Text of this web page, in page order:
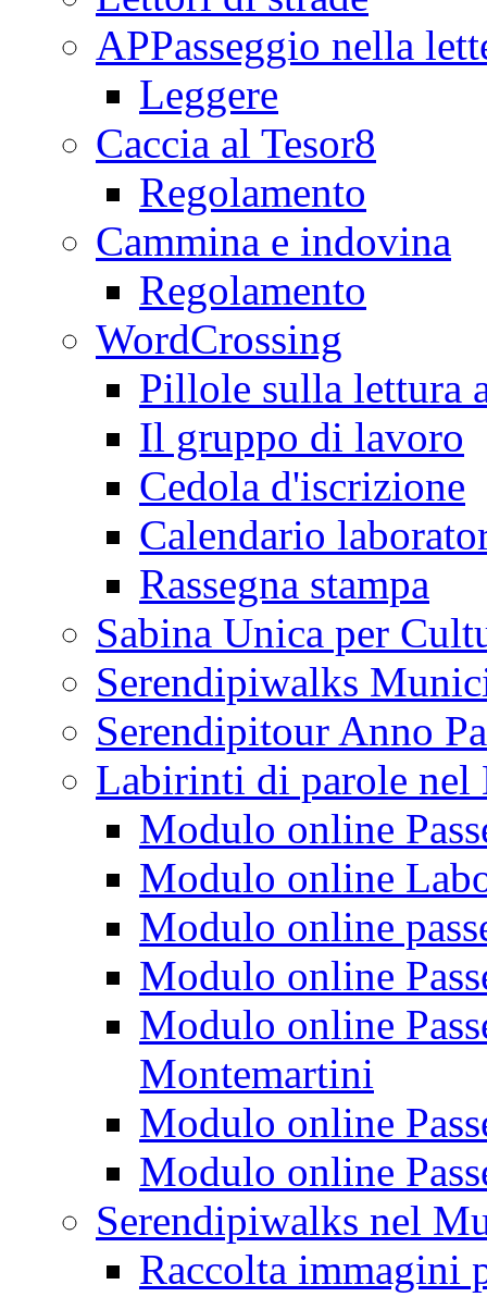
APPasseggio nella
Leggere
Caccia al Tesor8
Regolamento
Cammina e indovina
Regolamento
WordCrossing
Pillole sulla lettura
Il gruppo di lavoro
Cedola d'iscrizione
Calendario
Rassegna stampa
Sabina Unica per
Serendipiwalks
Serendipitour Anno
Labirinti di parole
Modulo online
Modulo online
Modulo online
Modulo online
Modulo online
Montemartini
Modulo online
Modulo online
Serendipiwalks nel
Raccolta immagini